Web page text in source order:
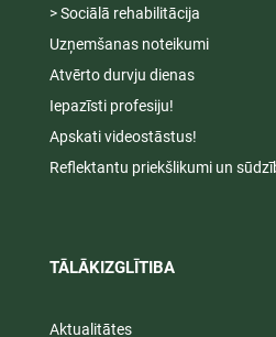
> Sociālā rehabilitācija
Uzņemšanas noteikumi
Atvērto durvju dienas
Iepazīsti profesiju!
Apskati videostāstus!
Reflektantu priekšlikumi un
TĀLĀKIZGLĪTIBA
Aktualitātes